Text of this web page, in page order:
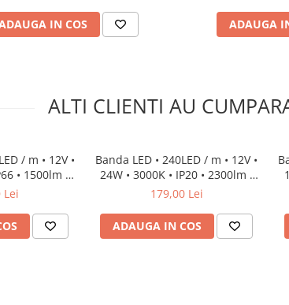
interior. Oferă o
de culoare, putere,
LED) la orice
LED Strip pentru
dormitor, bucătărie,
peisaj și grădină iluminat,
IN COS ADAUGA
ALTI CLIENTI AU
/ m • 12V •
• 1500lm •
Lei
Banda LED • 240LED / m • 12V •
24W • 3000K • IP20 • 2300lm •
10mm • 3 oz Versiunea PRO
179,00 Lei
ADAUGA IN COS